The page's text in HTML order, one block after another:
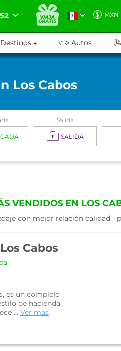
MXN
Destinos Autos
Los Cabos
Salida
SALIDA
VENDIDOS EN LOS
con mejor relación calidad -
Cabos
es un complejo
de hacienda
... Ver más